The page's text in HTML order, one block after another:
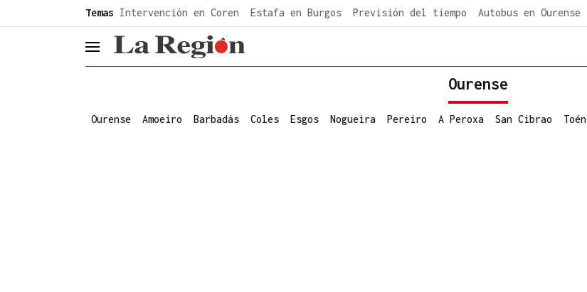
Temas Intervención en Coren Estafa en Burgos Previsión del tiempo Autobus en Ourense
header.menu.open
Ourense
Ourense Amoeiro Barbadás Coles Esgos Nogueira Pereiro A Peroxa San Cibrao Toén